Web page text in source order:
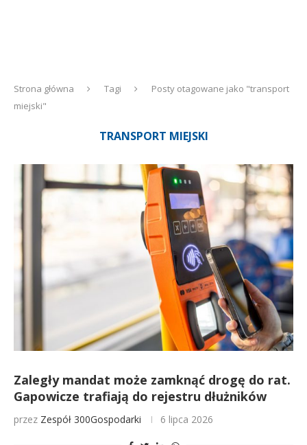
Strona główna Tagi
Posty otagowane jako "transport
miejski"
TRANSPORT MIEJSKI
Zaległy mandat może zamknąć drogę do rat.
Gapowicze trafiają do rejestru dłużników
przez Zespół 300Gospodarki 6 lipca 2026